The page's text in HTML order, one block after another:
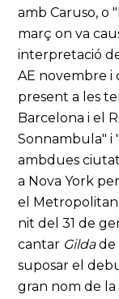
amb Caruso, o
març on va
interpretació
AE novembre i
present a les
Barcelona i el
Sonnambula" i
ambdues
a Nova York
el Metropolitan
nit del 31 de
cantar Gildade
suposar el
gran nom de